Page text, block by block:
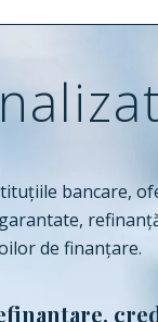
bancare,
de finanţare.